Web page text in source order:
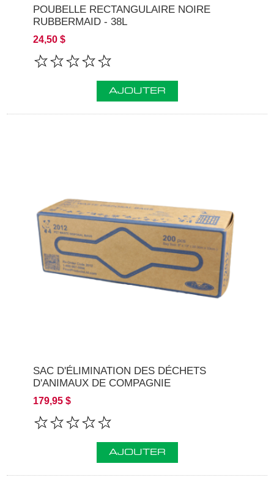
POUBELLE RECTANGULAIRE NOIRE
RUBBERMAID - 38L
24,50 $
AJOUTER
SAC D'ÉLIMINATION DES DÉCHETS
D'ANIMAUX DE COMPAGNIE
179,95 $
AJOUTER